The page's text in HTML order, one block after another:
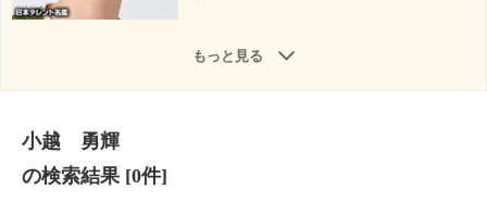
もっと見る
小越 勇輝
の検索結果[0件]